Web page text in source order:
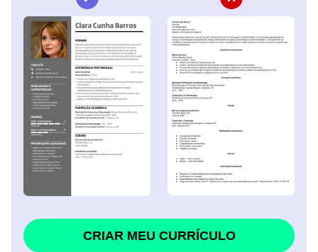
CRIAR MEU CURRÍCULO